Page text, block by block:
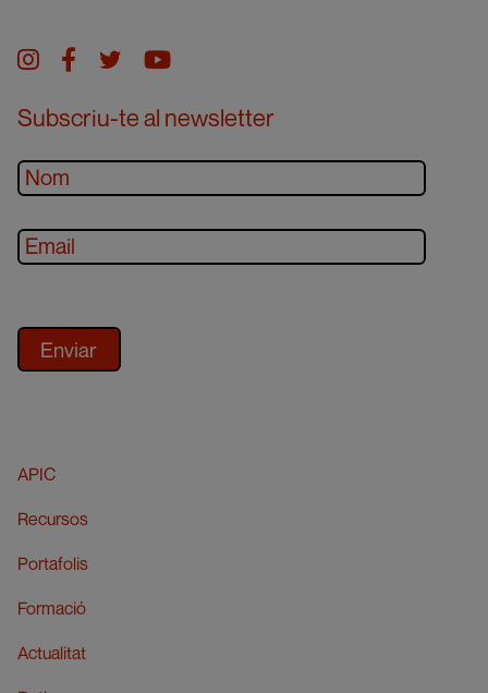
Instagram
facebook
twitteryoutube
Subscriu-te al newsletter
APIC
Recursos
Portafolis
Formació
Actualitat